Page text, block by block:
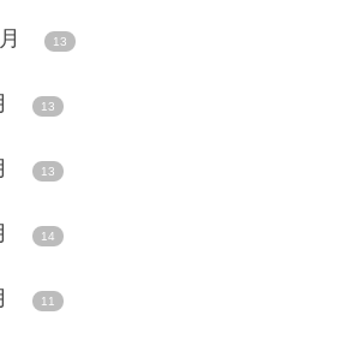
13
13
13
14
11